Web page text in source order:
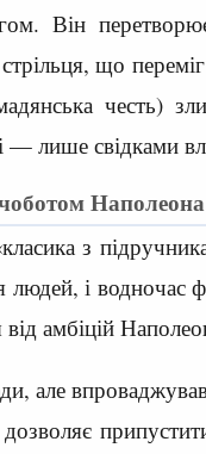
Він
що
честь)
— лише свідками
Наполеона
з
і водночас
амбіцій
але